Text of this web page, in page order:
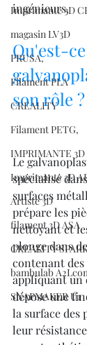
Imprimante 3D
magasin LV3D
PRUSA,
Filament PLA
CREALITY
Filament PETG,
IMPRIMANTE
Imprimante 3D
Artiste 3D
filament 3D ASA
CREALITY
bambulab
SNAPMAKER U1
ingénieurs.
Qu'est-
son rôle ?
Le
spécialisé
surfaces
prépare les
nettoyant et
plonge dans
contenant
appliquant un
dépose une
la surface des
leur